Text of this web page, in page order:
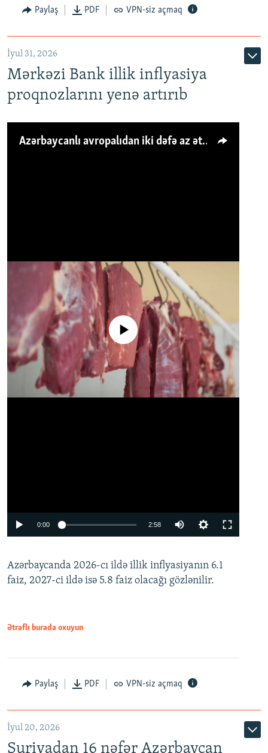
Paylaş PDF VPN-siz açmaq
İyul 31, 2026
Mərkəzi Bank illik inflyasiya
proqnozlarını yenə artırıb
Azərbaycanlı avropalıdan iki dəfə az ət yeyir, amma... 'Qiymət artımı qaçılmazdır'
Auto
No media source currently available
0:00 2:58
360p
480p
Azərbaycanda 2026-cı ildə illik inflyasiyanın 6.1
faiz, 2027-ci ildə isə 5.8 faiz olacağı gözlənilir.
Ətraflı burada oxuyun
Paylaş PDF VPN-siz açmaq
İyul 20, 2026
Suriyadan 16 nəfər Azərbaycan